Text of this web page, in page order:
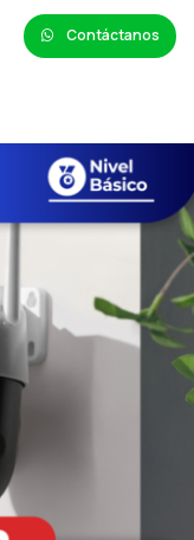
Contáctanos